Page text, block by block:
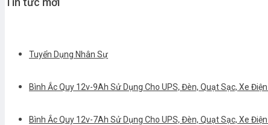
Tuyển Dụng Nhân Sự
Bình Ắc Quy 12v-9Ah Sử Dụng Cho UPS, Đèn, Quạt Sạc, Xe
Bình Ắc Quy 12v-7Ah Sử Dụng Cho UPS, Đèn, Quạt Sạc, Xe